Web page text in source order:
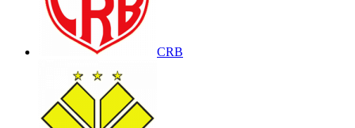
CRB